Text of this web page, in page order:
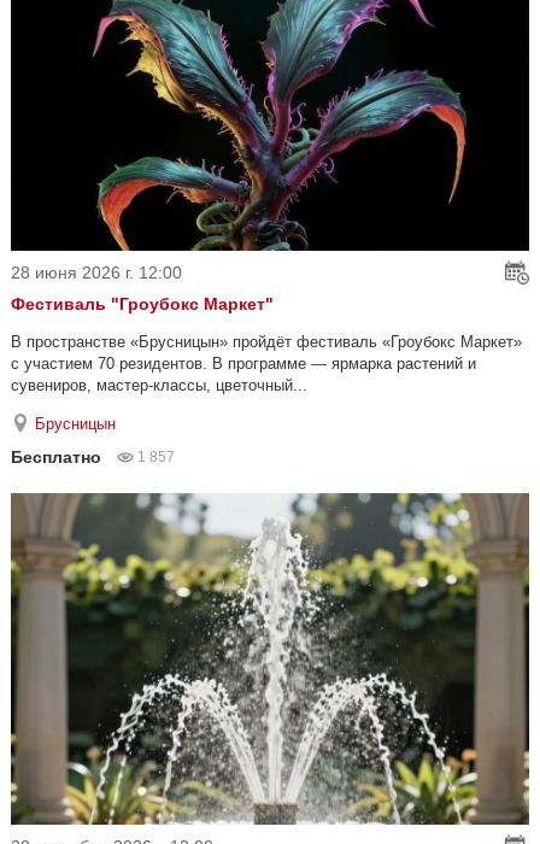
28 июня 2026 г. 12:00
Фестиваль "Гроубокс Маркет"
В пространстве «Брусницын» пройдёт фестиваль «Гроубокс Маркет»
с участием 70 резидентов. В программе — ярмарка растений и
сувениров, мастер-классы, цветочный...
Брусницын
Бесплатно 1 857